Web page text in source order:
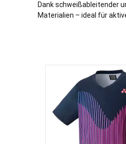
Dank schweißableitender
Materialien – ideal für